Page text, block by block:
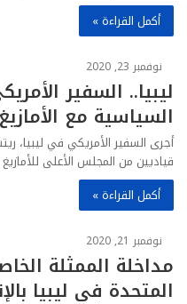
أكمل القراءة »
نوفمبر 23, 2020
ليبيا.. السفير
السياسية مع الأمازيغ
أجرى السفير الأمريكي في ليبيا،
قياديين من المجلس الأعلى
أكمل القراءة »
نوفمبر 21, 2020
مداخلة الممثلة
المتحدة في ليبيا